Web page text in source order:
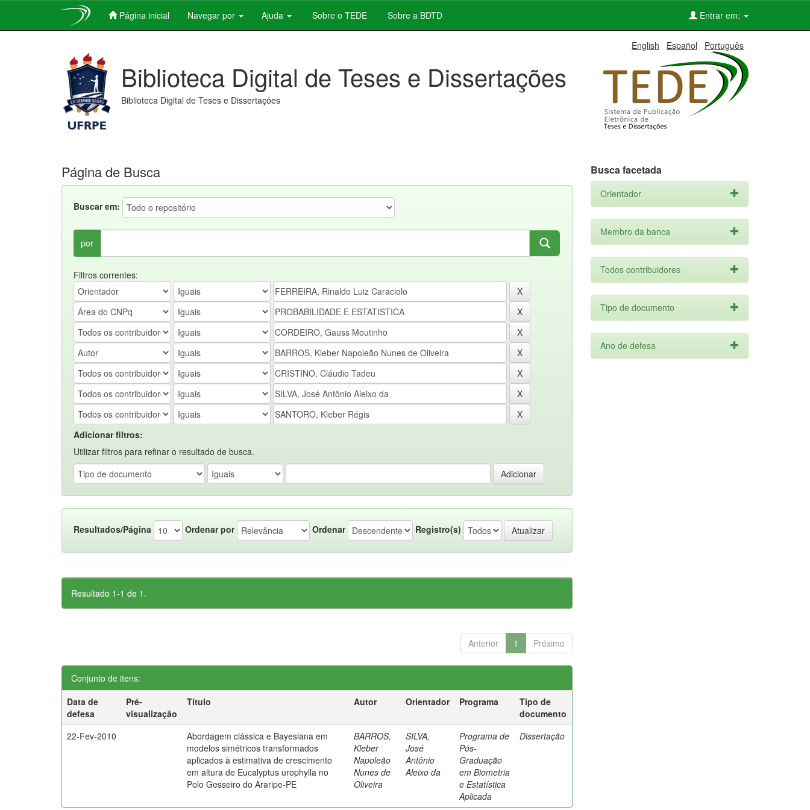
Página inicial Navegar por Ajuda Sobre o TEDE Sobre a BDTD Entrar em:
English Español Português
Biblioteca Digital de Teses e Dissertações
Biblioteca Digital de Teses e Dissertações
Página de Busca
Buscar em:
por
Filtros correntes:
Adicionar filtros:
Utilizar filtros para refinar o resultado de busca.
Resultados/Página Ordenar por Ordenar Registro(s)
Resultado 1-1 de 1.
Anterior 1 Próximo
Conjunto de itens:
Data de
defesa
Pré-
visualização
Título Autor Orientador Programa
Tipo de
documento
22-Fev-2010
Abordagem clássica e Bayesiana em
modelos simétricos transformados
aplicados à estimativa de crescimento
em altura de Eucalyptus urophylla no
Polo Gesseiro do Araripe-PE
BARROS,
Kleber
Napoleão
Nunes de
Oliveira
SILVA,
José
Antônio
Aleixo da
Programa de
Pós-
Graduação
em Biometria
e Estatística
Aplicada
Dissertação
Busca facetada
Orientador
Membro da banca
Todos contribuidores
Tipo de documento
Ano de defesa